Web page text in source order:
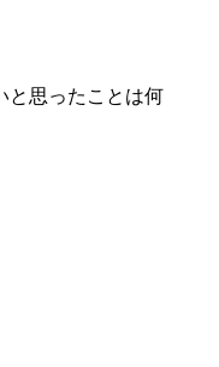
と思ったことは何